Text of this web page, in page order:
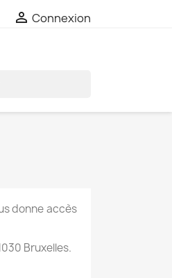
 Connexion
donne accès
Bruxelles.